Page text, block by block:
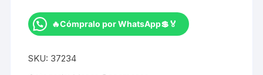
NUCLEO
SRAM
🔥Cómpralo por WhatsApp💲🏅
SKU: 37234